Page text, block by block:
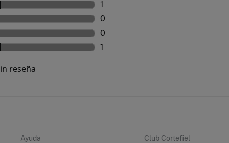
Ayuda Club Cortefiel